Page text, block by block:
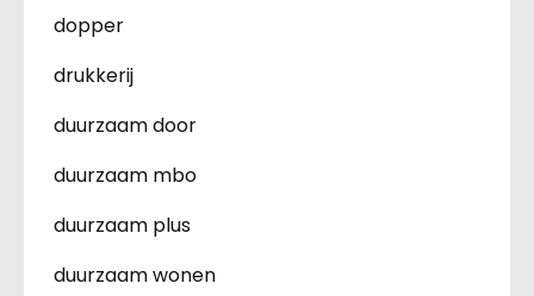
dopper
drukkerij
duurzaam door
duurzaam mbo
duurzaam plus
duurzaam wonen